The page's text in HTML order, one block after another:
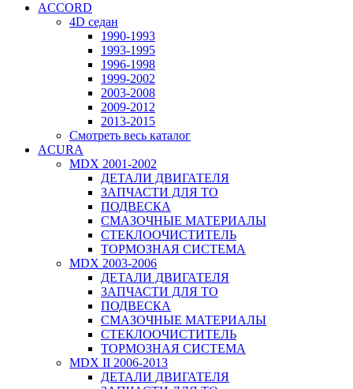
ACCORD
4D седан
1990-1993
1993-1995
1996-1998
1999-2002
2003-2008
2009-2012
2013-2015
Смотреть весь каталог
ACURA
MDX 2001-2002
ДЕТАЛИ ДВИГАТЕЛЯ
ЗАПЧАСТИ ДЛЯ ТО
ПОДВЕСКА
СМАЗОЧНЫЕ МАТЕРИАЛЫ
СТЕКЛООЧИСТИТЕЛЬ
ТОРМОЗНАЯ СИСТЕМА
MDX 2003-2006
ДЕТАЛИ ДВИГАТЕЛЯ
ЗАПЧАСТИ ДЛЯ ТО
ПОДВЕСКА
СМАЗОЧНЫЕ МАТЕРИАЛЫ
СТЕКЛООЧИСТИТЕЛЬ
ТОРМОЗНАЯ СИСТЕМА
MDX II 2006-2013
ДЕТАЛИ ДВИГАТЕЛЯ